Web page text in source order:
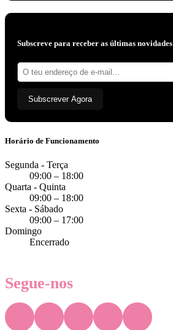
Subscreve para receber as últimas novidades
Endereço
de
mail:Subscrever Agora
Horário de Funcionamento
Segunda - Terça
09:00 – 18:00
Quarta - Quinta
09:00 – 18:00
Sexta - Sábado
09:00 – 17:00
Domingo
Encerrado
Segue-nos